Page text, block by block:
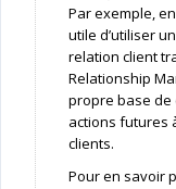
Par exemple,
utile d’utiliser
relation client
Relationship
propre base de
actions futures
clients.
Pour en savoir